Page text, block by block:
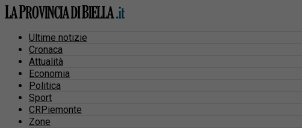
Ultime notizie
Cronaca
Attualità
Economia
Politica
Sport
CRPiemonte
Zone